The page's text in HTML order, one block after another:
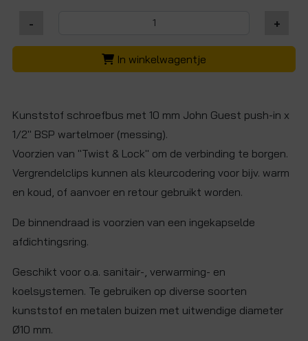
- +
In winkelwagentje
Kunststof schroefbus met 10 mm John Guest push-in x
1/2" BSP wartelmoer (messing).
Voorzien van "Twist & Lock" om de verbinding te borgen.
Vergrendelclips kunnen als kleurcodering voor bijv. warm
en koud, of aanvoer en retour gebruikt worden.
De binnendraad is voorzien van een ingekapselde
afdichtingsring.
Geschikt voor o.a. sanitair-, verwarming- en
koelsystemen. Te gebruiken op diverse soorten
kunststof en metalen buizen met uitwendige diameter
Ø10 mm.